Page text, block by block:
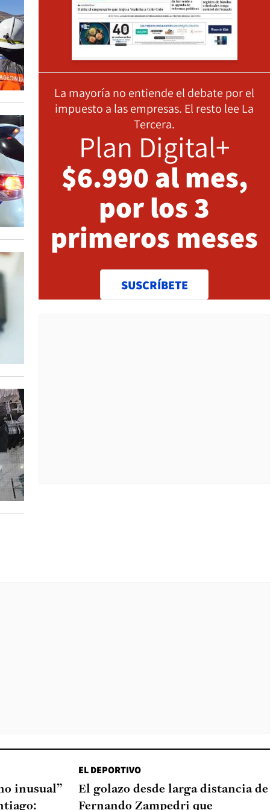
La mayoría no entiende el debate por el
impuesto a las empresas. El resto lee La
Tercera.
Plan Digital+
$6.990 al mes,
por los 3
primeros meses
SUSCRÍBETE
inusual”
EL DEPORTIVO
El golazo desde larga distancia de
Fernando Zampedri que